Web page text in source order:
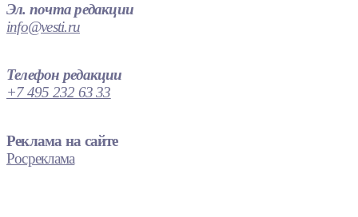
Эл. почта редакции
info@vesti.ru
Телефон редакции
+7 495 232 63 33
Реклама на сайте
Росреклама